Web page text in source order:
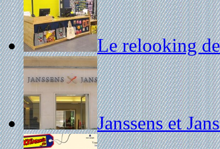
Le relooking
Janssens et